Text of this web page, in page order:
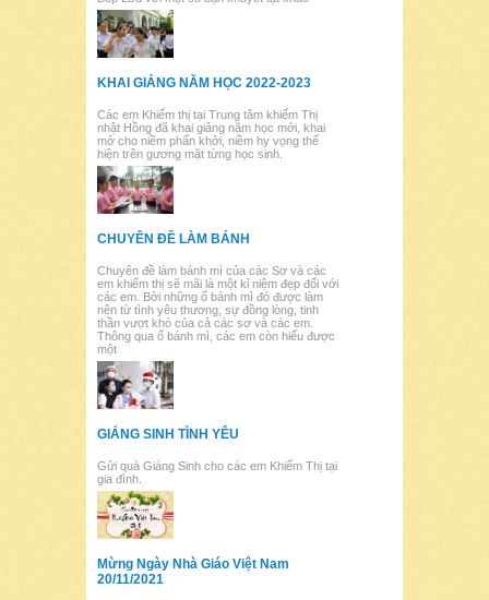
KHAI GIẢNG NĂM HỌC 2022-2023
Các em Khiếm thị tại Trung tâm khiếm Thị
nhật Hồng đã khai giảng năm học mới, khai
mở cho niềm phấn khởi, niềm hy vọng thể
hiện trên gương mặt từng học sinh.
CHUYÊN ĐỀ LÀM BÁNH
Chuyên đề làm bánh mì của các Sơ và các
em khiếm thị sẽ mãi là một kỉ niệm đẹp đối với
các em. Bởi những ổ bánh mì đó được làm
nên từ tình yêu thương, sự đồng lòng, tinh
thần vượt khó của cả các sơ và các em.
Thông qua ổ bánh mì, các em còn hiểu được
một
GIÁNG SINH TÌNH YÊU
Gửi quà Giáng Sinh cho các em Khiếm Thị tại
gia đình.
Mừng Ngày Nhà Giáo Việt Nam
20/11/2021